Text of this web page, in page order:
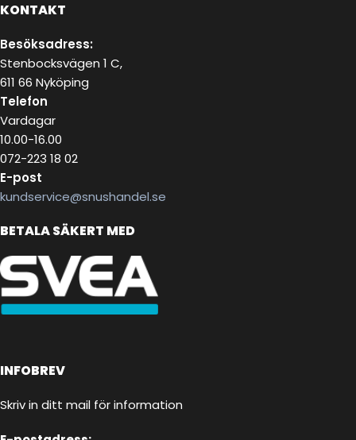
KONTAKT
Besöksadress:
Stenbocksvägen 1 C,
611 66 Nyköping
Telefon
Vardagar
10.00-16.00
072-223 18 02
E-post
kundservice@snushandel.se
BETALA SÄKERT MED
INFOBREV
Skriv in ditt mail för information